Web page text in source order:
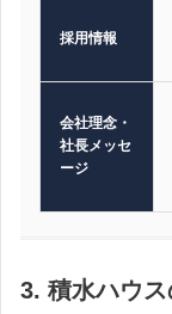
採用情報
会社理念・
社長メッセ
ージ
3. 積水ハウ